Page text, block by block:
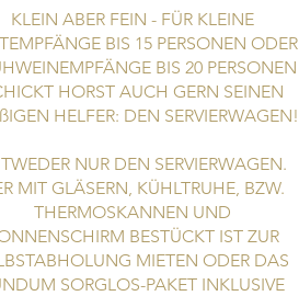
KLEIN ABER FEIN - FÜR KLEINE
BIS 15 PERSONEN ODER
BIS 20 PERSONEN
HORST AUCH GERN SEINEN
HELFER: DEN SERVIERWAGEN!
NUR DEN SERVIERWAGEN.
MIT GLÄSERN, KÜHLTRUHE, BZW.
THERMOSKANNEN UND
BESTÜCKT IST ZUR
MIETEN ODER DAS
SORGLOS-PAKET INKLUSIVE